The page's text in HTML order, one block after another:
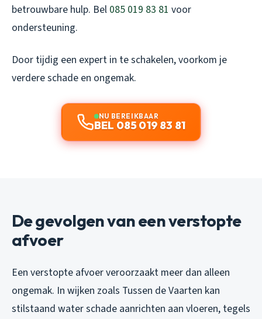
betrouwbare hulp. Bel 085 019 83 81 voor
ondersteuning.
Door tijdig een expert in te schakelen, voorkom je
verdere schade en ongemak.
NU BEREIKBAAR
BEL 085 019 83 81
De gevolgen van een verstopte
afvoer
Een verstopte afvoer veroorzaakt meer dan alleen
ongemak. In wijken zoals Tussen de Vaarten kan
stilstaand water schade aanrichten aan vloeren, tegels